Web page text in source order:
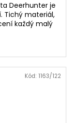
Deerhunter je
Tichý materiál,
každý malý
Kód: 1163/122